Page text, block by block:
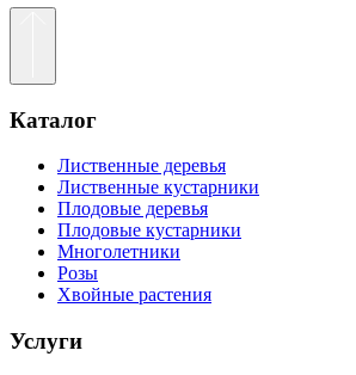
Каталог
Лиственные деревья
Лиственные кустарники
Плодовые деревья
Плодовые кустарники
Многолетники
Розы
Хвойные растения
Услуги